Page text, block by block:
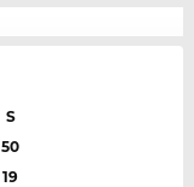
S
50
19